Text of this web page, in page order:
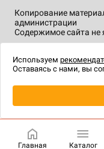
Копирование
администрации
Содержимое сайта не
технологии.
Главная Каталог
Используем
Оставаясь с нами, вы